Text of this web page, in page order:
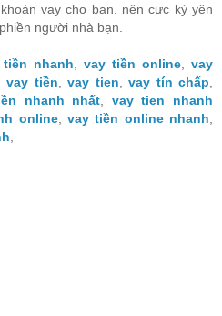
vay cho bạn. nên cực kỳ yên
người nhà bạn.
tiền nhanh vay tiền online
vay
vay tiền vay tien vay tín chấp
nhanh nhất
vay tien nhanh
online, vay tiền online nhanh